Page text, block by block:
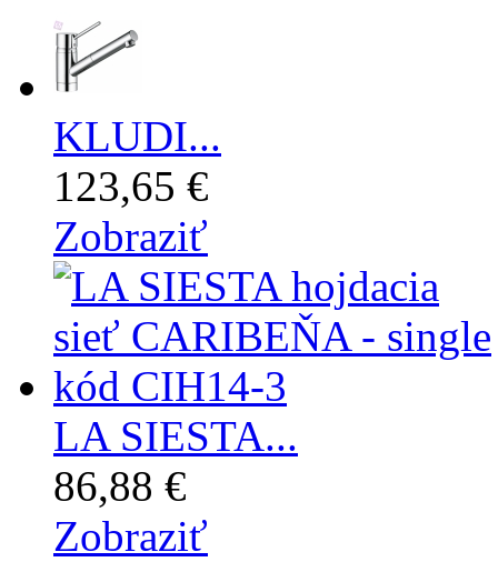
KLUDI...
123,65 €
Zobraziť
LA SIESTA...
86,88 €
Zobraziť